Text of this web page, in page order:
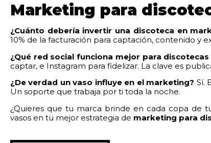
Marketing para
¿Cuánto debería invertir una discoteca en
10% de la facturación para captación, contenido y
¿Qué red social funciona mejor para discotecas
captar, e Instagram para fidelizar. La clave es
¿De verdad un vaso influye en el marketing? Sí.
Un soporte que trabaja por ti toda la noche.
¿Quieres que tu marca brinde en cada copa de
vasos en tu mejor estrategia de marketing para